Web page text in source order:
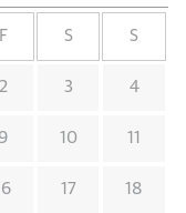
F S S
2 3 4
9 10 11
17 18